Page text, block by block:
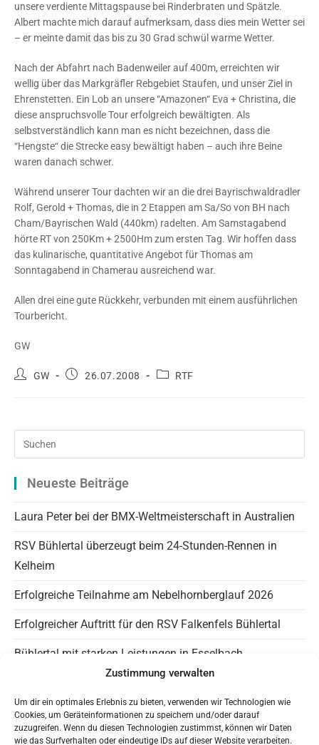
Zustimmung verwalten
Um dir ein optimales Erlebnis zu bieten, verwenden wir Technologien wie
Cookies, um Geräteinformationen zu speichern und/oder darauf
zuzugreifen. Wenn du diesen Technologien zustimmst, können wir Daten
wie das Surfverhalten oder eindeutige IDs auf dieser Website verarbeiten.
unsere verdiente Mittagspause bei Rinderbraten und Spätzle.
Albert machte mich darauf aufmerksam, dass dies mein Wetter sei
– er meinte damit das bis zu 30 Grad schwül warme Wetter.
Nach der Abfahrt nach Badenweiler auf 400m, erreichten wir
wellig über das Markgräfler Rebgebiet Staufen, und unser Ziel in
Ehrenstetten. Ein Lob an unsere “Amazonen“ Eva + Christina, die
diese anspruchsvolle Tour erfolgreich bewältigten. Als
selbstverständlich kann man es nicht bezeichnen, dass die
“Hengste“ die Strecke easy bewältigt haben – auch ihre Beine
waren danach schwer.
Während unserer Tour dachten wir an die drei Bayrischwaldradler
Rolf, Gerold + Thomas, die in 2 Etappen am Sa/So von BH nach
Cham/Bayrischen Wald (440km) radelten. Am Samstagabend
hörte RT von 250Km + 2500Hm zum ersten Tag. Wir hoffen dass
das kulinarische, quantitative Angebot für Thomas am
Sonntagabend in Chamerau ausreichend war.
Allen drei eine gute Rückkehr, verbunden mit einem ausführlichen
Tourbericht.
GW
Beitrags-
GW
Beitrag26.07.2008
Beitrags-
RTF
Neueste Beiträge
Laura Peter bei der BMX-Weltmeisterschaft in Australien
RSV Bühlertal überzeugt beim 24-Stunden-Rennen in
Kelheim
Erfolgreiche Teilnahme am Nebelhornberglauf 2026
Erfolgreicher Auftritt für den RSV Falkenfels Bühlertal
Bühlertal mit starken Leistungen in Esselbach
Panaromagravel auf Instagram